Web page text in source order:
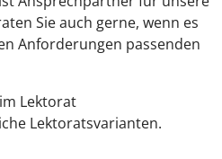
Sie auch gerne, wenn es
Anforderungen passenden
Lektorat
Lektoratsvarianten.